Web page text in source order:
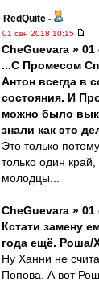
RedQuite -
01 сен 2018 10:15
CheGuevara » 01
...С Промесом
Антон всегда в
состояния. И
можно было
знали как это
Это только
только один край,
молодцы...
CheGuevara » 01
Кстати замену
года ещё. Роша/
Ну Ханни не
Попова. А вот